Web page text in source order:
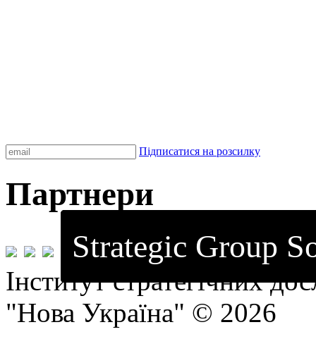
Підписатися на розсилку
Партнери
Strategic Group
Інститут стратегічних
"Нова Україна" © 2026